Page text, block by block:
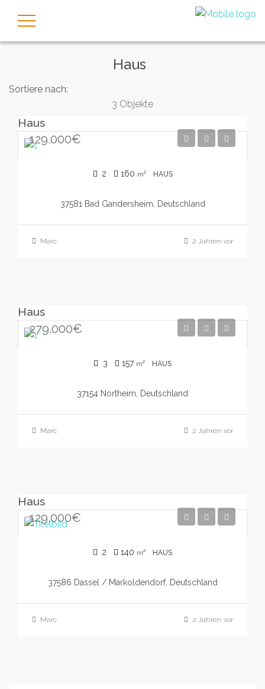
Haus
3 Objekte
Sortiere nach:
129.000€
Haus
2 160 m² HAUS
37581 Bad Gandersheim, Deutschland
Marc 2 Jahren vor
279.000€
Haus
3 157 m² HAUS
37154 Northeim, Deutschland
Marc 2 Jahren vor
129.000€
Haus
2 140 m² HAUS
37586 Dassel / Markoldendorf, Deutschland
Marc 2 Jahren vor